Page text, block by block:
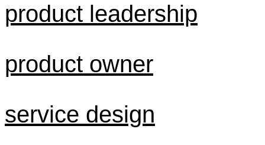
product leadership
product owner
service design